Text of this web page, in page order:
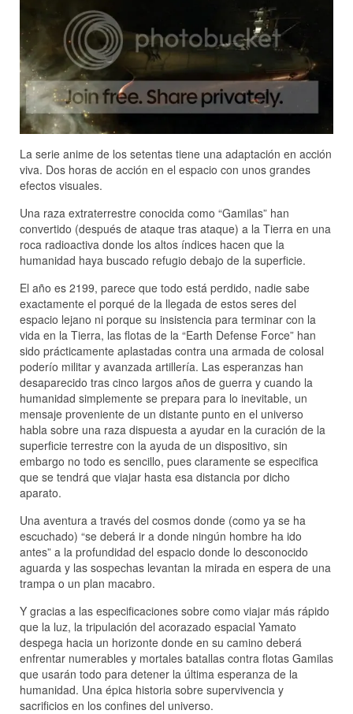
La serie anime de los setentas tiene una adaptación en acción
viva. Dos horas de acción en el espacio con unos grandes
efectos visuales.
Una raza extraterrestre conocida como “Gamilas” han
convertido (después de ataque tras ataque) a la Tierra en una
roca radioactiva donde los altos índices hacen que la
humanidad haya buscado refugio debajo de la superficie.
El año es 2199, parece que todo está perdido, nadie sabe
exactamente el porqué de la llegada de estos seres del
espacio lejano ni porque su insistencia para terminar con la
vida en la Tierra, las flotas de la “Earth Defense Force” han
sido prácticamente aplastadas contra una armada de colosal
poderío militar y avanzada artillería. Las esperanzas han
desaparecido tras cinco largos años de guerra y cuando la
humanidad simplemente se prepara para lo inevitable, un
mensaje proveniente de un distante punto en el universo
habla sobre una raza dispuesta a ayudar en la curación de la
superficie terrestre con la ayuda de un dispositivo, sin
embargo no todo es sencillo, pues claramente se especifica
que se tendrá que viajar hasta esa distancia por dicho
aparato.
Una aventura a través del cosmos donde (como ya se ha
escuchado) “se deberá ir a donde ningún hombre ha ido
antes” a la profundidad del espacio donde lo desconocido
aguarda y las sospechas levantan la mirada en espera de una
trampa o un plan macabro.
Y gracias a las especificaciones sobre como viajar más rápido
que la luz, la tripulación del acorazado espacial Yamato
despega hacia un horizonte donde en su camino deberá
enfrentar numerables y mortales batallas contra flotas Gamilas
que usarán todo para detener la última esperanza de la
humanidad. Una épica historia sobre supervivencia y
sacrificios en los confines del universo.